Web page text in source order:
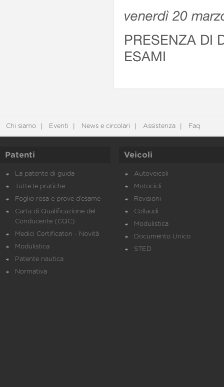
venerdì 20
PRESENZA DI
ESAMI
Chi siamo Eventi News e circolari Assistenza Faq
Patenti
La patente di guida
Tutte le pratiche
Foglio rosa e prove d’esame
Carta di Qualificazione del
Conducente (CQC)
Medici Certificatori - Novità
Modulistica
Patente nautica
Normativa
Veicoli
Autoveicoli
Motocicli
Revisioni
Collaudi
Modulistica
Documento Unico
STED